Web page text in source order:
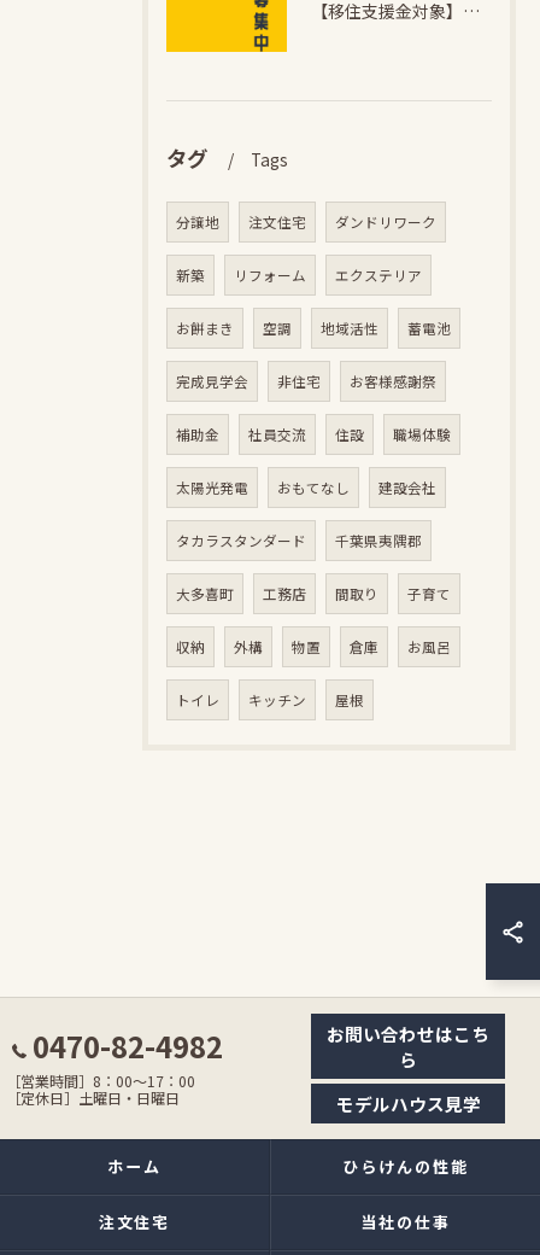
【移住支援金対象】【未経験歓迎】大多喜町で「見えないところも...
タグ Tags
分譲地 注文住宅 ダンドリワーク
新築 リフォーム エクステリア
お餅まき 空調 地域活性 蓄電池
完成見学会 非住宅 お客様感謝祭
補助金 社員交流 住設 職場体験
太陽光発電 おもてなし 建設会社
タカラスタンダード 千葉県夷隅郡
大多喜町 工務店 間取り 子育て
収納 外構 物置 倉庫 お風呂
トイレ キッチン 屋根
0470-82-4982
［営業時間］8：00〜17：00
［定休日］土曜日・日曜日
お問い合わせはこち
ら
モデルハウス見学
ホーム ひらけんの性能
注文住宅 当社の仕事